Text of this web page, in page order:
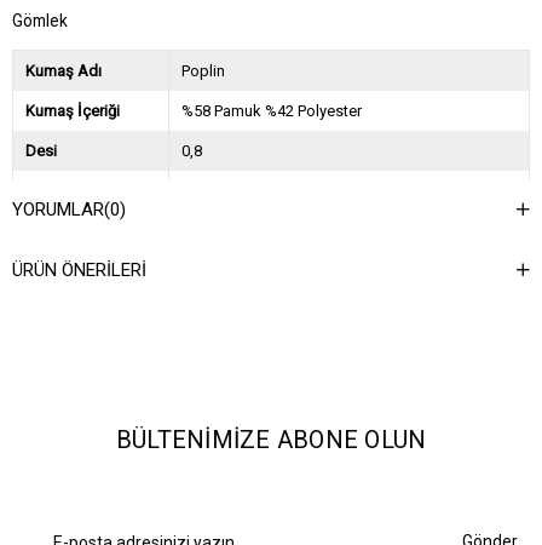
Gömlek
Kumaş Adı Poplin
Kumaş İçeriği %58 Pamuk %42 Polyester
Desi 0,8
Asorti Bilgisi
YORUMLAR(0)
ÜRÜN ÖNERILERI
BÜLTENIMIZE ABONE OLUN